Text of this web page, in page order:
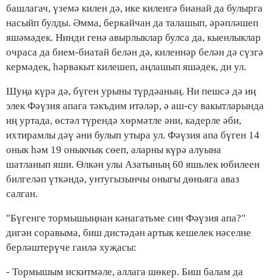
башлагач, үземә килен дә, ике киленгә бианай да булырга
насыйп булды. Әмма, беркайчан да талашып, әрәпләшеп
яшәмәдек. Нинди генә авырлыклар булса да, кыенлыклар
очраса да бием-биатай белән дә, киленнәр белән дә сүзгә
кермәдек, һәрвакыт килешеп, аңлашып яшәдек, ди ул.
Шуңа күрә дә, бүген урыны түрдәаның. Ни пешсә дә иң
элек Фәүзия апага тәкъдим итәләр, ә аш-су вакытларында
иң уртада, өстәл түрендә хөрмәтле әни, кадерле әби,
ихтирамлы дәү әни булып утыра ул. Фәүзия апа бүген 14
онык һәм 19 оныкчык сөеп, аларны күрә алуына
шатланып яши. Өлкән улы Азатының 60 яшьлек юбилеен
билгеләп үткәндә, унтугызынчы оныгы дөньяга аваз
салган.
"Бүгенге тормышыңнан кәнагатьме син Фәүзия апа?"
дигән соравыма, биш дистәдән артык кешелек нәселне
берләштерүче гаилә хуҗасы:
- Тормышым искитмәле, аллага шөкер. Биш балам да